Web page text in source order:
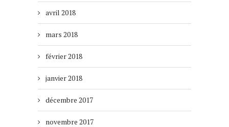
avril 2018
mars 2018
février 2018
janvier 2018
décembre 2017
novembre 2017